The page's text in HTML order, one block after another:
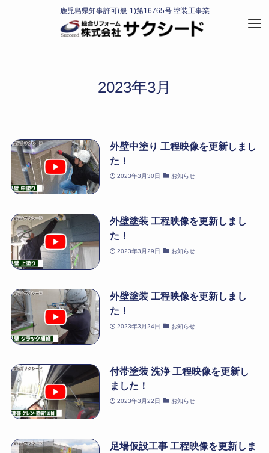
2023年3月
外壁中塗り 工程映像を更新しまし
た！
2023年3月30日 お知らせ
外壁塗装 工程映像を更新しまし
た！
2023年3月29日 お知らせ
外壁塗装 工程映像を更新しまし
た！
2023年3月24日 お知らせ
付帯塗装 洗浄 工程映像を更新し
ました！
2023年3月22日 お知らせ
足場仮設工事 工程映像を更新しま